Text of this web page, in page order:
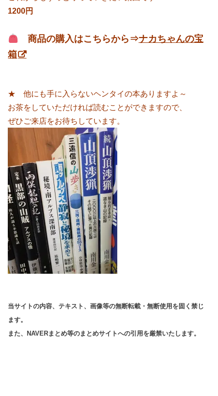
1200円
商品の購入はこちらから⇒ナカちゃんの宝
箱
★ 他にも手に入らないヘンタイの本ありますよ～
お茶をしていただければ読むことができますので、
ぜひご来店をお待ちしています。
当サイトの内容、テキスト、画像等の無断転載・無断使用を固く禁じ
ます。
また、NAVERまとめ等のまとめサイトへの引用を厳禁いたします。